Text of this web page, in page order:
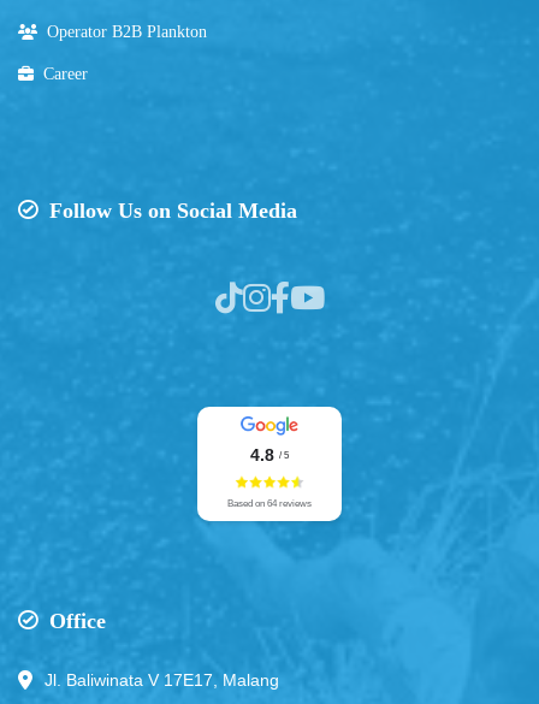
Operator B2B Plankton
Career
Follow Us on Social Media
4.8 / 5
Based on 64 reviews
Office
Jl. Baliwinata V 17E17, Malang